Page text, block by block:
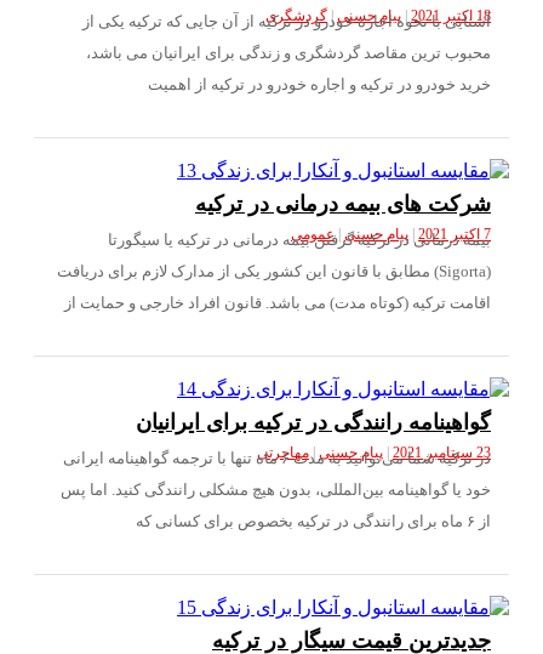
| پیام حسنی گردشگری
با نحوه اجاره خودرو در ترکیه از آن جایی که ترکیه یکی از
ترین مقاصد گردشگری و زندگی برای ایرانیان می باشد،
خودرو در ترکیه و اجاره خودرو در ترکیه از اهمیت
های بیمه درمانی در ترکیه
| پیام حسنی عمومی
درمانی در ترکیه گرفتن بیمه درمانی در ترکیه یا سیگورتا
(Sigorta) مطابق با قانون این کشور یکی از مدارک لازم برای دریافت
ترکیه (کوتاه مدت) می باشد. قانون افراد خارجی و حمایت از
رانندگی در ترکیه برای ایرانیان
| پیام حسنی مهاجرتیدر ترکیه شما می‌توانید به مدت ۶ ماه تنها با ترجمه گواهینامه ایرانی
یا گواهینامه بین‌المللی، بدون هیچ مشکلی رانندگی کنید. اما پس
قیمت سیگار در ترکیه